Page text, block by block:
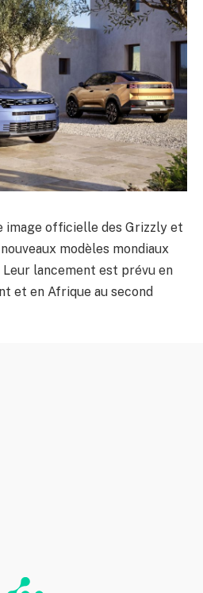
image officielle des Grizzly et
modèles mondiaux
Leur lancement est prévu en
et en Afrique au second